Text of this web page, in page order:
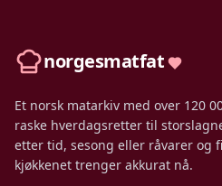
norgesmatfat
Et norsk matarkiv med over 120
raske hverdagsretter til
etter tid, sesong eller råvarer og
kjøkkenet trenger akkurat nå.